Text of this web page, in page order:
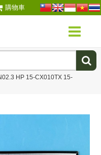
購物車
HP 15-CX010TX 15-